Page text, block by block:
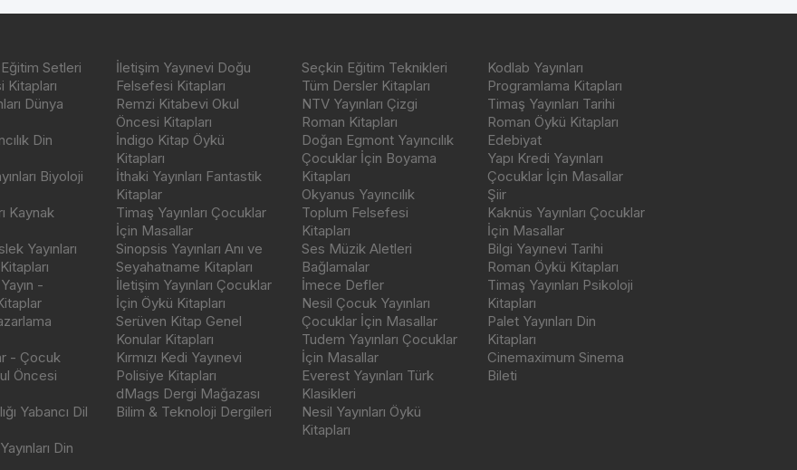
Eğitim Setleri
Kitapları
Dünya
Din
Biyoloji
Kaynak
Yayınları
-
- Çocuk
Öncesi
Yabancı Dil
Din
İletişim Yayınevi Doğu
Felsefesi Kitapları
Remzi Kitabevi Okul
Öncesi Kitapları
İndigo Kitap Öykü
Kitapları
İthaki Yayınları Fantastik
Kitaplar
Timaş Yayınları Çocuklar
İçin Masallar
Sinopsis Yayınları Anı ve
Seyahatname Kitapları
İletişim Yayınları Çocuklar
İçin Öykü Kitapları
Serüven Kitap Genel
Konular Kitapları
Kırmızı Kedi Yayınevi
Polisiye Kitapları
dMags Dergi Mağazası
Bilim & Teknoloji Dergileri
Seçkin Eğitim Teknikleri
Tüm Dersler Kitapları
NTV Yayınları Çizgi
Roman Kitapları
Doğan Egmont Yayıncılık
Çocuklar İçin Boyama
Kitapları
Okyanus Yayıncılık
Toplum Felsefesi
Kitapları
Ses Müzik Aletleri
Bağlamalar
İmece Defler
Nesil Çocuk Yayınları
Çocuklar İçin Masallar
Tudem Yayınları Çocuklar
İçin Masallar
Everest Yayınları Türk
Klasikleri
Nesil Yayınları Öykü
Kitapları
Kodlab Yayınları
Programlama Kitapları
Timaş Yayınları Tarihi
Roman Öykü Kitapları
Edebiyat
Yapı Kredi Yayınları
Çocuklar İçin Masallar
Şiir
Kaknüs Yayınları Çocuklar
İçin Masallar
Bilgi Yayınevi Tarihi
Roman Öykü Kitapları
Timaş Yayınları Psikoloji
Kitapları
Palet Yayınları Din
Kitapları
Cinemaximum Sinema
Bileti